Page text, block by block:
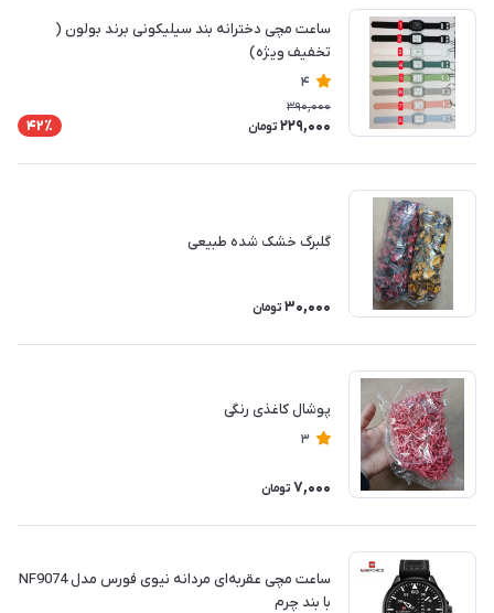
ساعت مچی دخترانه بند سیلیکونی برند بولون (
تخفیف ویژه)
4
390,000
229,000 تومان 42٪
گلبرگ خشک شده طبیعی
30,000 تومان
پوشال کاغذی رنگی
3
7,000 تومان
ساعت مچی عقربه‌ای مردانه نیوی فورس مدل NF9074
با بند چرم